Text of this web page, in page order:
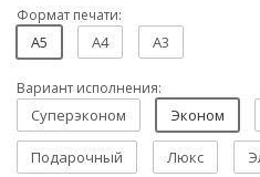
Формат печати:
A5 A4 A3
Вариант исполнения:
Суперэконом Эконом
Подарочный Люкс